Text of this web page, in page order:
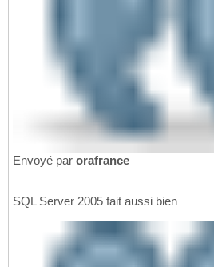
Envoyé par orafrance
SQL Server 2005 fait aussi bien